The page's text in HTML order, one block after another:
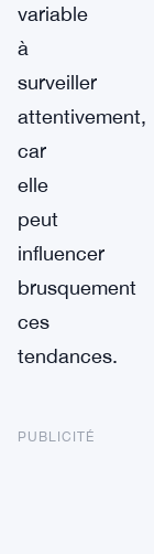
variable
à
surveiller
attentivement,
car
elle
peut
influencer
brusquement
ces
tendances.
PUBLICITÉ